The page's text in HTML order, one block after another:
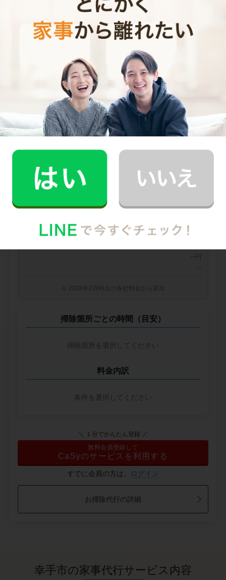
お見積り内容
料金（税込・交通費込）
--
他社との比較
中堅CH社
-- 円
--
※ 2026年2月時点の各社料金から算出
掃除箇所ごとの時間（目安）
掃除箇所を選択してください
料金内訳
条件を選択してください
＼ １分でかんたん登録 ／
無料会員登録して
CaSyのサービスを利用する
すでに会員の方は、 ログイン
お掃除代行の詳細
幸手市の家事代行サービス内容